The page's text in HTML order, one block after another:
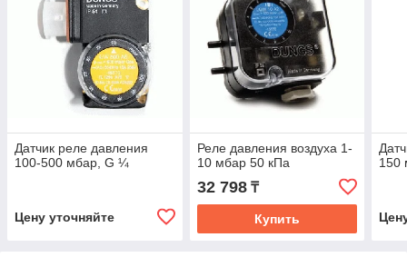
Датчик реле давления
100-500 мбар, G ¼
Цену уточняйте
Реле давления воздуха 1-
10 мбар 50 кПа
32 798₸
Купить
150